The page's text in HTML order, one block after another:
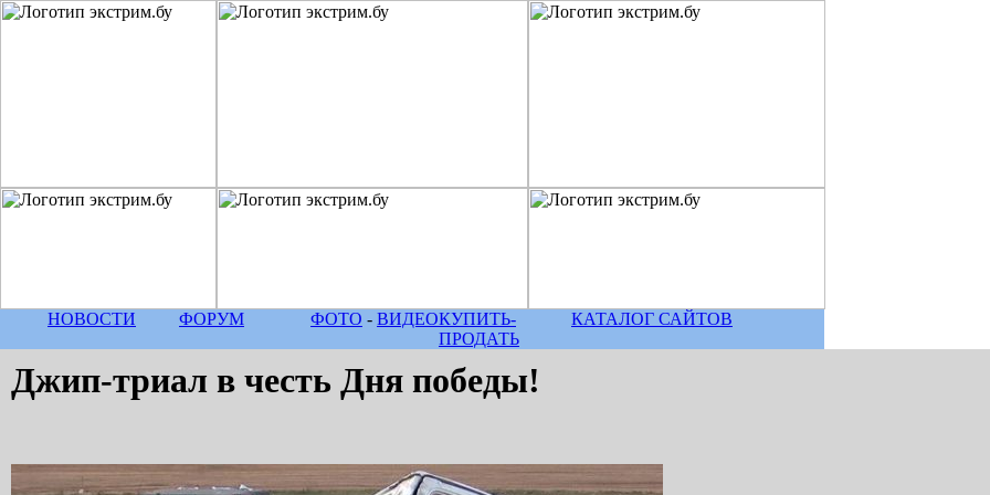
НОВОСТИ ФОРУМ ФОТО - ВИДЕОКУПИТЬ-
ПРОДАТЬ
КАТАЛОГ САЙТОВ
Джип-триал в честь Дня победы!